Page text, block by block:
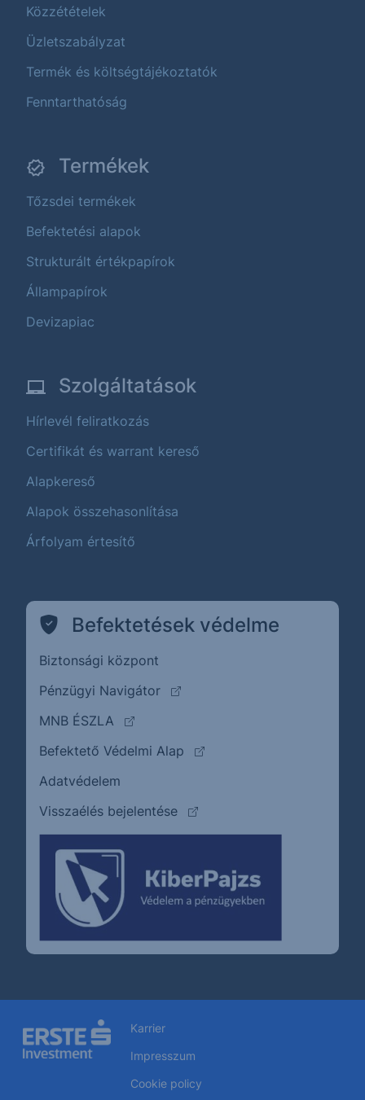
Közzétételek
Üzletszabályzat
Termék és költségtájékoztatók
Fenntarthatóság
Termékek
Tőzsdei termékek
Befektetési alapok
Strukturált értékpapírok
Állampapírok
Devizapiac
Szolgáltatások
Hírlevél feliratkozás
Certifikát és warrant kereső
Alapkereső
Alapok összehasonlítása
Árfolyam értesítő
Befektetések védelme
Biztonsági központ
Pénzügyi Navigátor
(külső oldalra ugrik)
MNB ÉSZLA
(külső oldalra ugrik)
Befektető Védelmi Alap
(külső oldalra ugrik)
Adatvédelem
Visszaélés bejelentése
(külső oldalra ugrik)
Karrier
Impresszum
Cookie policy